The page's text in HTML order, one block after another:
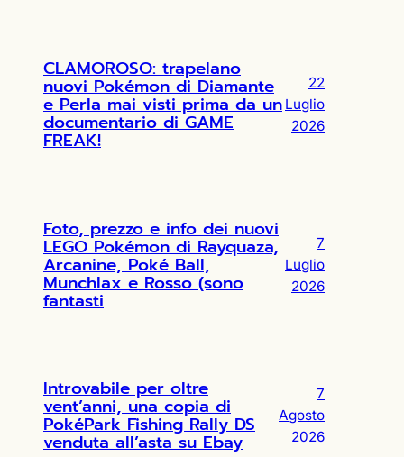
CLAMOROSO: trapelano
nuovi Pokémon di Diamante
e Perla mai visti prima da un
documentario di GAME
FREAK!
22
Luglio
2026
Foto, prezzo e info dei nuovi
LEGO Pokémon di Rayquaza,
Arcanine, Poké Ball,
Munchlax e Rosso (sono
fantasti
7
Luglio
2026
Introvabile per oltre
vent’anni, una copia di
PokéPark Fishing Rally DS
venduta all’asta su Ebay
7
Agosto
2026